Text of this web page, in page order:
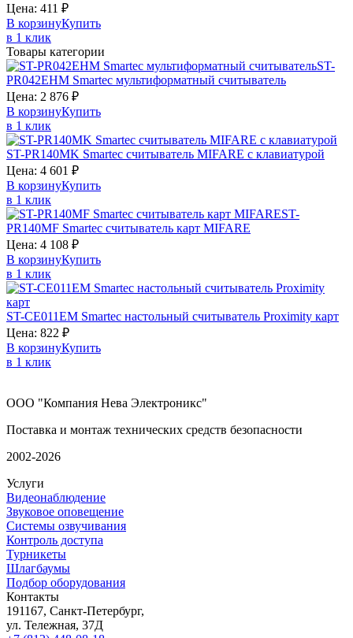
Цена: 411 ₽
В корзинуКупить
в 1 клик
Товары категории
ST-
PR042EHM Smartec мультиформатный считыватель
Цена: 2 876 ₽
В корзинуКупить
в 1 клик
ST-PR140MK Smartec считыватель MIFARE с клавиатурой
Цена: 4 601 ₽
В корзинуКупить
в 1 клик
ST-
PR140MF Smartec считыватель карт MIFARE
Цена: 4 108 ₽
В корзинуКупить
в 1 клик
ST-CE011EM Smartec настольный считыватель Proximity карт
Цена: 822 ₽
В корзинуКупить
в 1 клик
ООО "Компания Нева Электроникс"
Поставка и монтаж технических средств безопасности
2002-2026
Услуги
Видеонаблюдение
Звуковое оповещение
Системы озвучивания
Контроль доступа
Турникеты
Шлагбаумы
Подбор оборудования
Контакты
191167, Санкт-Петербург,
ул. Тележная, 37Д